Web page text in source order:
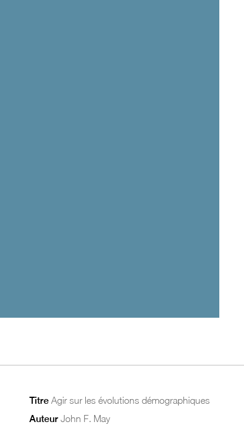
Titre Agir sur les évolutions démographiques
Auteur John F. May